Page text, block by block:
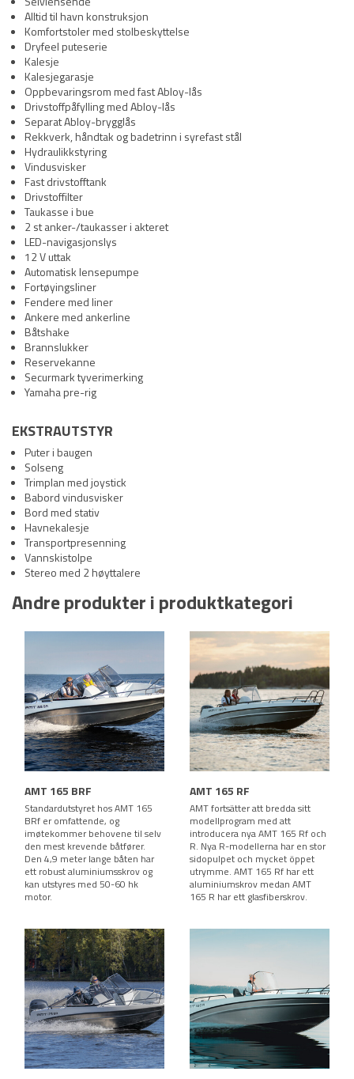
Alltid til havn konstruksjon
Komfortstoler med stolbeskyttelse
Dryfeel puteserie
Kalesje
Kalesjegarasje
Oppbevaringsrom med fast Abloy-lås
Drivstoffpåfylling med Abloy-lås
Separat Abloy-brygglås
Rekkverk, håndtak og badetrinn i syrefast stål
Hydraulikkstyring
Vindusvisker
Fast drivstofftank
Drivstoffilter
Taukasse i bue
2 st anker-/taukasser i akteret
LED-navigasjonslys
12 V uttak
Automatisk lensepumpe
Fortøyingsliner
Fendere med liner
Ankere med ankerline
Båtshake
Brannslukker
Reservekanne
Securmark tyverimerking
Yamaha pre-rig
EKSTRAUTSTYR
Puter i baugen
Solseng
Trimplan med joystick
Babord vindusvisker
Bord med stativ
Havnekalesje
Transportpresenning
Vannskistolpe
Stereo med 2 høyttalere
Andre produkter i produktkategori
AMT 165 BRF
Standardutstyret hos AMT 165
BRf er omfattende, og
imøtekommer behovene til selv
den mest krevende båtfører.
Den 4,9 meter lange båten har
ett robust aluminiumsskrov og
kan utstyres med 50-60 hk
motor.
AMT 165 RF
AMT fortsätter att bredda sitt
modellprogram med att
introducera nya AMT 165 Rf och
R. Nya R-modellerna har en stor
sidopulpet och mycket öppet
utrymme. AMT 165 Rf har ett
aluminiumskrov medan AMT
165 R har ett glasfiberskrov.